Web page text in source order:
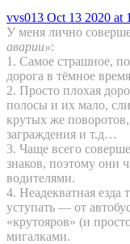
vvs013 Oct 13 2020 at
У меня лично
аварии»:
1. Самое страшное,
дорога в тёмное
2. Просто плохая
полосы и их мало,
крутых же поворотов,
заграждения и т.д…
3. Чаще всего
знаков, поэтому они
водителями.
4. Неадекватная езда
уступать — от
«крутояров» (и
мигалками.